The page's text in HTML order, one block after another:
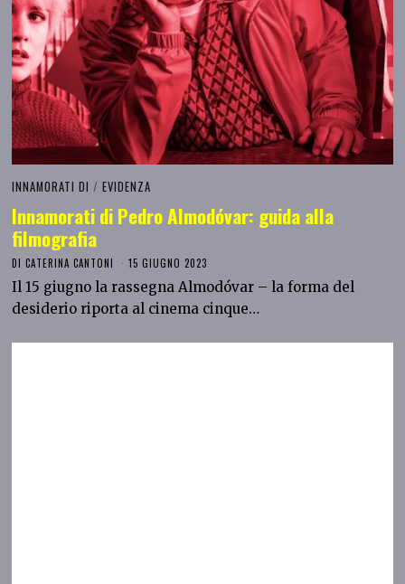
INNAMORATI DI / EVIDENZA
Innamorati di Pedro Almodóvar: guida alla
filmografia
DICATERINA CANTONI 15 GIUGNO 2023
Il 15 giugno la rassegna Almodóvar – la forma del
desiderio riporta al cinema cinque…